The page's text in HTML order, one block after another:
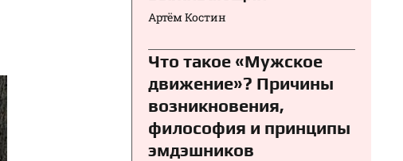
Артём Костин
Что такое «Мужское
движение»? Причины
возникновения,
философия и принципы
эмдэшников